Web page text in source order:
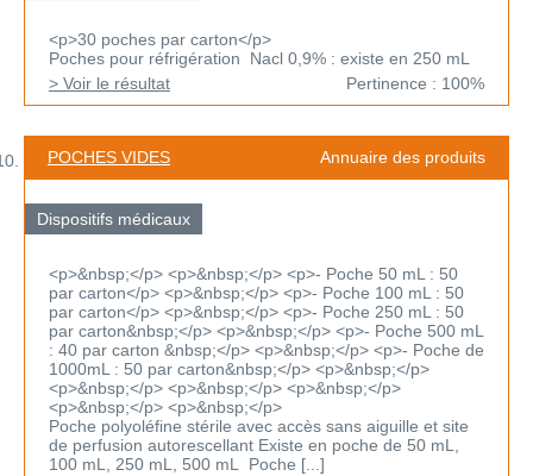
<p>30 poches par carton</p>
Poches pour réfrigération Nacl 0,9% : existe en 250 mL
> Voir le résultat
Pertinence : 100%
POCHES VIDES Annuaire des produits
Dispositifs médicaux
<p>&nbsp;</p> <p>&nbsp;</p> <p>- Poche 50 mL : 50
par carton</p> <p>&nbsp;</p> <p>- Poche 100 mL : 50
par carton</p> <p>&nbsp;</p> <p>- Poche 250 mL : 50
par carton&nbsp;</p> <p>&nbsp;</p> <p>- Poche 500 mL
: 40 par carton &nbsp;</p> <p>&nbsp;</p> <p>- Poche de
1000mL : 50 par carton&nbsp;</p> <p>&nbsp;</p>
<p>&nbsp;</p> <p>&nbsp;</p> <p>&nbsp;</p>
<p>&nbsp;</p> <p>&nbsp;</p>
Poche polyoléfine stérile avec accès sans aiguille et site
de perfusion autorescellant Existe en poche de 50 mL,
100 mL, 250 mL, 500 mL Poche [...]